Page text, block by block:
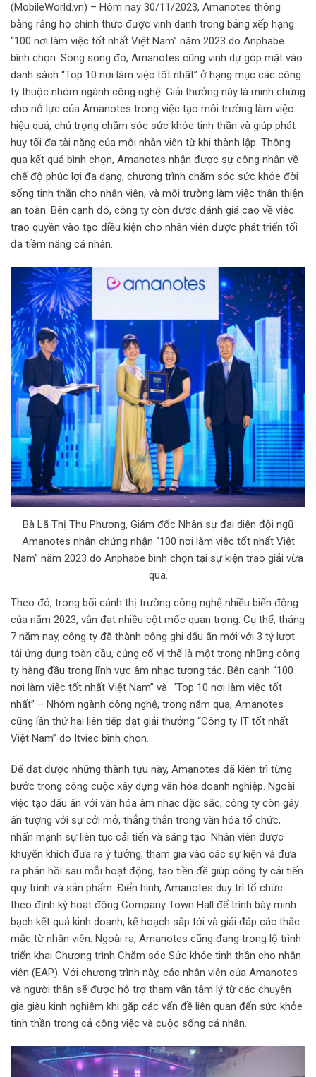
l
e
+
e
r
e
s
t
e
v
i
a
E
m
a
i
l
t
(MobileWorld.vn) – Hôm nay 30/11/2023, Amanotes thông
bằng rằng họ chính thức được vinh danh trong bảng xếp hạng
“100 nơi làm việc tốt nhất Việt Nam” năm 2023 do Anphabe
bình chọn. Song song đó, Amanotes cũng vinh dự góp mặt vào
danh sách “Top 10 nơi làm việc tốt nhất” ở hạng mục các công
ty thuộc nhóm ngành công nghệ. Giải thưởng này là minh chứng
cho nỗ lực của Amanotes trong việc tạo môi trường làm việc
hiệu quả, chú trọng chăm sóc sức khỏe tinh thần và giúp phát
huy tối đa tài năng của mỗi nhân viên từ khi thành lập. Thông
qua kết quả bình chọn, Amanotes nhận được sự công nhận về
chế độ phúc lợi đa dạng, chương trình chăm sóc sức khỏe đời
sống tinh thần cho nhân viên, và môi trường làm việc thân thiện
an toàn. Bên cạnh đó, công ty còn được đánh giá cao về việc
trao quyền vào tạo điều kiện cho nhân viên được phát triển tối
đa tiềm năng cá nhân.
Bà Lã Thị Thu Phương, Giám đốc Nhân sự đại diện đội ngũ
Amanotes nhận chứng nhận “100 nơi làm việc tốt nhất Việt
Nam” năm 2023 do Anphabe bình chọn tại sự kiện trao giải vừa
qua.
Theo đó, trong bối cảnh thị trường công nghệ nhiều biến động
của năm 2023, vẫn đạt nhiều cột mốc quan trọng. Cụ thể, tháng
7 năm nay, công ty đã thành công ghi dấu ấn mới với 3 tỷ lượt
tải ứng dụng toàn cầu, củng cố vị thế là một trong những công
ty hàng đầu trong lĩnh vực âm nhạc tương tác. Bên cạnh “100
nơi làm việc tốt nhất Việt Nam” và “Top 10 nơi làm việc tốt
nhất” – Nhóm ngành công nghệ, trong năm qua, Amanotes
cũng lần thứ hai liên tiếp đạt giải thưởng “Công ty IT tốt nhất
Việt Nam” do Itviec bình chọn.
Để đạt được những thành tựu này, Amanotes đã kiên trì từng
bước trong công cuộc xây dựng văn hóa doanh nghiệp. Ngoài
việc tạo dấu ấn với văn hóa âm nhạc đặc sắc, công ty còn gây
ấn tượng với sự cởi mở, thẳng thắn trong văn hóa tổ chức,
nhấn mạnh sự liên tục cải tiến và sáng tạo. Nhân viên được
khuyến khích đưa ra ý tưởng, tham gia vào các sự kiện và đưa
ra phản hồi sau mỗi hoạt động, tạo tiền đề giúp công ty cải tiến
quy trình và sản phẩm. Điển hình, Amanotes duy trì tổ chức
theo định kỳ hoạt động Company Town Hall để trình bày minh
bạch kết quả kinh doanh, kế hoạch sắp tới và giải đáp các thắc
mắc từ nhân viên. Ngoài ra, Amanotes cũng đang trong lộ trình
triển khai Chương trình Chăm sóc Sức khỏe tinh thần cho nhân
viên (EAP). Với chương trình này, các nhân viên của Amanotes
và người thân sẽ được hỗ trợ tham vấn tâm lý từ các chuyên
gia giàu kinh nghiệm khi gặp các vấn đề liên quan đến sức khỏe
tinh thần trong cả công việc và cuộc sống cá nhân.